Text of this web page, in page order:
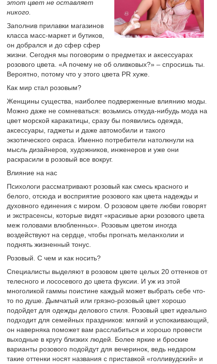
этот цвет не оставляет
никого.
Заполнив прилавки магазинов
класса масс-маркет и бутиков,
он добрался и до сфер сфер
жизни. Сегодня мы поговорим о предметах и аксессуарах
розового цвета. «А почему не об оливковых?» – спросишь ты.
Вероятно, потому что у этого цвета PR хуже.
Как мир стал розовым?
Женщины существа, наиболее подверженные влиянию моды.
Можно даже не сомневаться: возьмись откуда-нибудь мода на
цвет морской каракатицы, сразу бы появились одежда,
аксессуары, гаджеты и даже автомобили и такого
экзотического окраса. Именно потребители натолкнули на
мысль дизайнеров, художников, инженеров и уже они
раскрасили в розовый все вокруг.
Влияние на нас
Психологи рассматривают розовый как смесь красного и
белого, отсюда и восприятие розового как цвета надежды и
духовного единения с миром. О розовом цвете любви говорят
и экстрасенсы, которые видят «красивые арки розового цвета
меж головами влюбленных». Розовым цветом иногда
воздействуют на сердце, чтобы прогнать меланхолии и
поднять жизненный тонус.
Розовый. С чем и как носить?
Специалисты выделяют в розовом цвете целых 20 оттенков от
телесного и лососевого до цвета фуксии. И уж из этой
многоликой гаммы поистине каждый может выбрать себе что-
то по душе. Дымчатый или грязно-розовый цвет хорошо
подойдет для одежды делового стиля. Розовый цвет идеально
подходит для семейных праздников: мягкий и успокаивающий,
он наверняка поможет вам расслабиться и хорошо провести
выходные в кругу близких людей. Более яркие и броские
варианты розового подойдут для вечеринок, ведь недаром
такие оттенки носят названия с приставкой «голливудский» и